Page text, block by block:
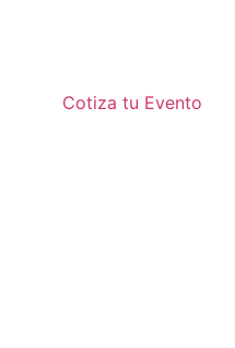
Cotiza tu Evento